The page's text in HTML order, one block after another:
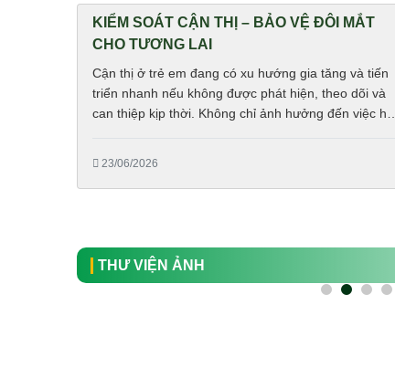
KIỂM SOÁT CẬN THỊ – BẢO VỆ ĐÔI MẮT
CHO TƯƠNG LAI
Cận thị ở trẻ em đang có xu hướng gia tăng và tiến
triển nhanh nếu không được phát hiện, theo dõi và
can thiệp kịp thời. Không chỉ ảnh hưởng đến việc học
23/06/2026
THƯ VIỆN ẢNH